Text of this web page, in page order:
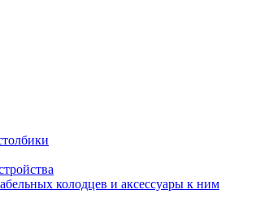
колодцев и аксессуары к ним